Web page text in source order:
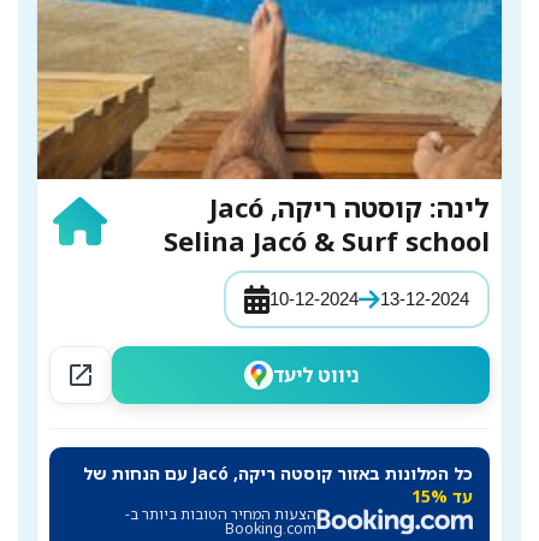
לינה: קוסטה ריקה, Jacó
Selina Jacó & Surf school
10-12-2024 13-12-2024
open_in_new ניווט ליעד
כל המלונות באזור קוסטה ריקה, Jacó עם הנחות של
עד 15%
הצעות המחיר הטובות ביותר ב-
Booking.com